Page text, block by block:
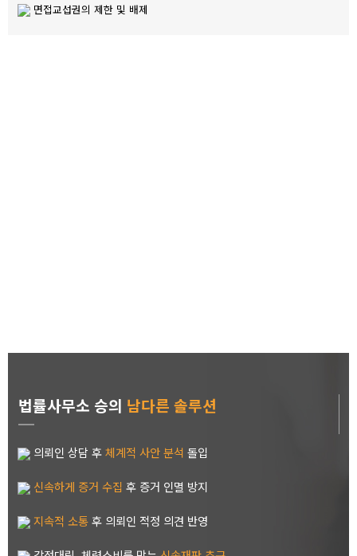
면접교섭권의 제한 및 배제
법률사무소 승의 남다른 솔루션
의뢰인 상담 후체계적 사안 분석 돌입
신속하게 증거 수집 후 증거 인멸 방지
지속적 소통후 의뢰인 적정 의견 반영